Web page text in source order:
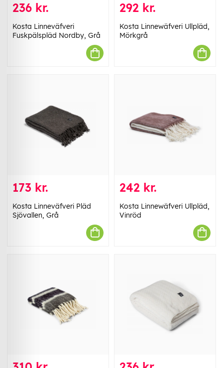
236 kr.
Kosta Linneväfveri
Fuskpälspläd Nordby, Grå
292 kr.
Kosta Linnewäfveri Ullpläd,
Mörkgrå
173 kr.
Kosta Linneväfveri Pläd
Sjövallen, Grå
242 kr.
Kosta Linnewäfveri Ullpläd,
Vinröd